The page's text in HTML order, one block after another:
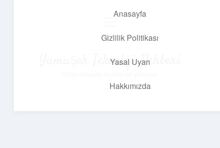
Anasayfa
Gizlilik Politikası
Yasal Uyarı
Hakkımızda
Yumuşak Teknoloji Rehberi